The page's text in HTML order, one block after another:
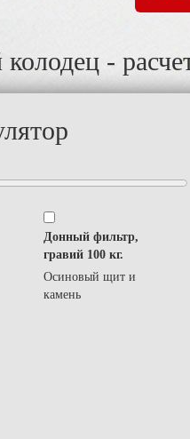
колодец -
Донный фильтр,
гравий 100 кг.
Осиновый щит и
камень